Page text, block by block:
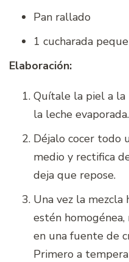
Pan rallado
1 cucharada
Elaboración:
Quítale la piel a la
la leche evaporada.
Déjalo cocer todo
medio y rectifica
deja que repose.
Una vez la mezcla
estén
en una fuente de
Primero a